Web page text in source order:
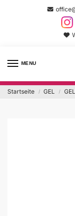
MENU
Startseite / GEL /